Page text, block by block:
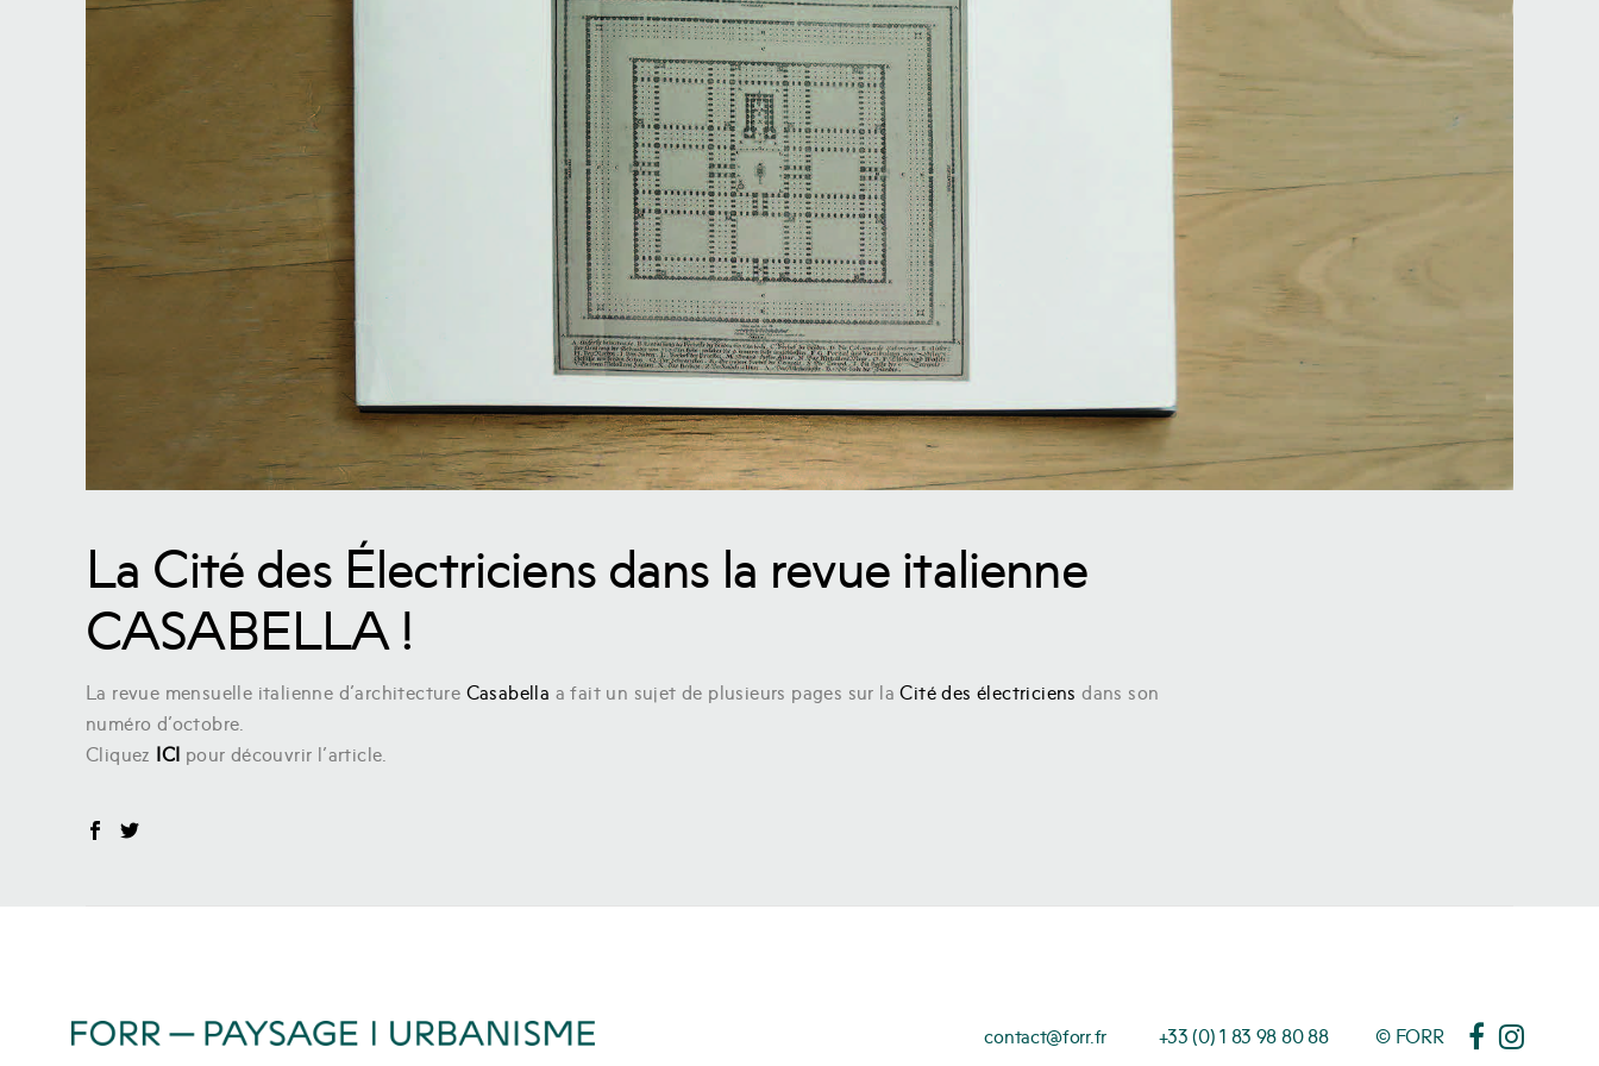
La Cité des Électriciens dans la revue italienne
CASABELLA !
La revue mensuelle italienne d’architecture Casabella a fait un sujet de plusieurs pages sur la Cité des électriciens dans son
numéro d’octobre.
Cliquez ICI pour découvrir l’article.
contact@forr.fr +33 (0) 1 83 98 80 88 © FORR